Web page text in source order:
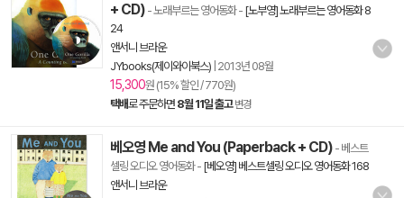
+ CD) - 노래부르는 영어동화- [노부영] 노래부르는 영어동화 8
24
앤서니 브라운
JYbooks(제이와이북스) 2013년 08월
15,300원 (15% 할인 / 770원)
택배로 주문하면 8월 11일 출고 변경
베오영 Me and You (Paperback + CD) - 베스트
셀링 오디오 영어동화- [베오영] 베스트셀링 오디오 영어동화 168
앤서니 브라운